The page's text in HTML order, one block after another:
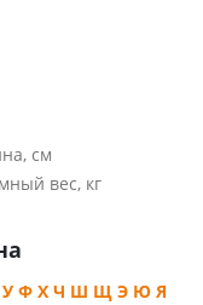
цепочку
стадии
факторов:
требования к
У Ф Х Ч Ш Щ Э Ю Я